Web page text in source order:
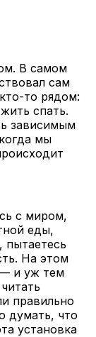
В самом
сам
то рядом:
спать.
зависимым
мы
с миром,
еды,
пытаетесь
На этом
— и уж тем
правильно
думать, что
установка